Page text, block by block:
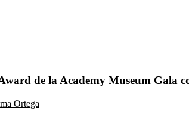
de la Academy Museum Gala
Ortega